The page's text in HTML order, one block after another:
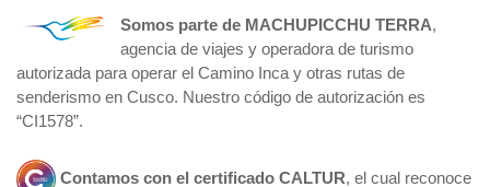
Somos parte de MACHUPICCHU TERRA,
agencia de viajes y operadora de turismo
autorizada para operar el Camino Inca y otras rutas de
senderismo en Cusco. Nuestro código de autorización es
“CI1578”.
Contamos con el certificado CALTUR, el cual reconoce